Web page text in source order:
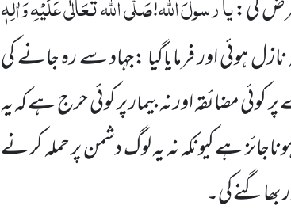
کی:
!
ہوئی اور فرمایاگیا :جہاد سے رہ جانے کی
مضائقہ اور نہ بیمار پر کوئی حرج ہے کہ یہ
ہے کیونکہ نہ یہ لوگ دشمن پر حملہ کرنے
بھاگنے کی۔